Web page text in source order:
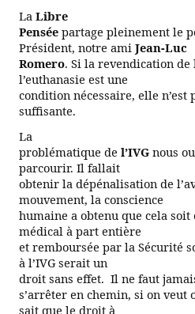
La Libre
Pensée partage pleinement le
Président, notre ami Jean-Luc
Romero. Si la revendication
l’euthanasie est une
condition nécessaire, elle n’est
suffisante.
La
problématique de l’IVG nous
parcourir. Il fallait
obtenir la dépénalisation de
mouvement, la conscience
humaine a obtenu que cela soit
médical à part entière
et remboursée par la Sécurité
à l’IVG serait un
droit sans effet. Il ne faut
s’arrêter en chemin, si on veut
sait que le droit à